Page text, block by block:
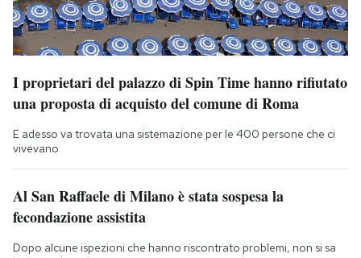
I proprietari del palazzo di Spin Time hanno rifiutato
una proposta di acquisto del comune di Roma
E adesso va trovata una sistemazione per le 400 persone che ci
vivevano
Al San Raffaele di Milano è stata sospesa la
fecondazione assistita
Dopo alcune ispezioni che hanno riscontrato problemi, non si sa